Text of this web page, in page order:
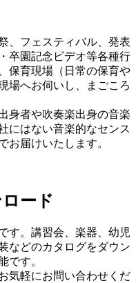
、フェスティバル、発表
卒園記念ビデオ等各種行
保育現場（日常の保育や
場へお伺いし、まごころ
身者や吹奏楽出身の音楽
にはない音楽的なセンス
お届けいたします。
ード
す。講習会、楽器、幼児
などのカタログをダウン
です。
気軽にお問い合わせくだ